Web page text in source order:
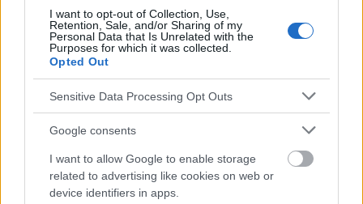
I want to opt-out of Collection, Use,
Retention, Sale, and/or Sharing of my
Personal Data that Is Unrelated with the
Purposes for which it was collected.
Opted Out
Sensitive Data Processing Opt Outs
Google consents
I want to allow Google to enable storage
related to advertising like cookies on web or
device identifiers in apps.
psychologiques (par exemple, troubles dépressifs).
Le traitement d'une affection par un trichologue
analyses sanguines,trichoscopie
(évaluation de
l'état des cheveux et de la peau à l'aide d'un
trichoscope),
examen physique des cheveux et du
cuir chevelu.